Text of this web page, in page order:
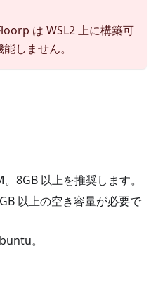
は WSL2 上に構築可
しません。
8GB 以上を推奨します。
以上の空き容量が必要で
。